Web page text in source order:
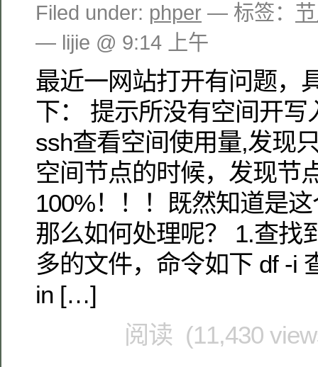
Filed under: phper — 标签：
— lijie @ 9:14 上午
最近一网站打开有问题，
下： 提示所没有空间开写
ssh查看空间使用量,发现
空间节点的时候，发现节
100%！！！既然知道是
那么如何处理呢？ 1.查找
多的文件，命令如下 df -i
in […]
阅读 (11,430